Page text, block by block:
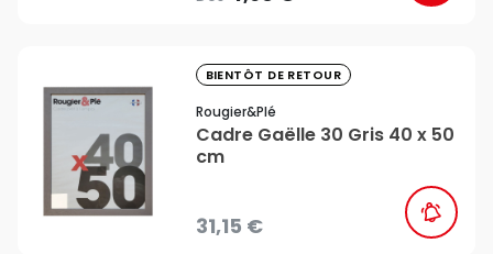
BIENTÔT DE RETOUR
Rougier&plé
Cadre Gaëlle 30 Gris 40 x 50
cm
31,15 €